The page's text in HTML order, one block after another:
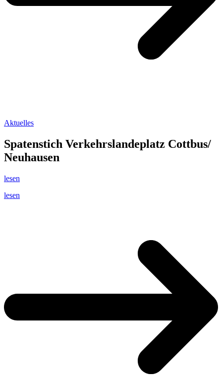
Aktuelles
Spatenstich Verkehrslandeplatz Cottbus/
Neuhausen
lesen
lesen